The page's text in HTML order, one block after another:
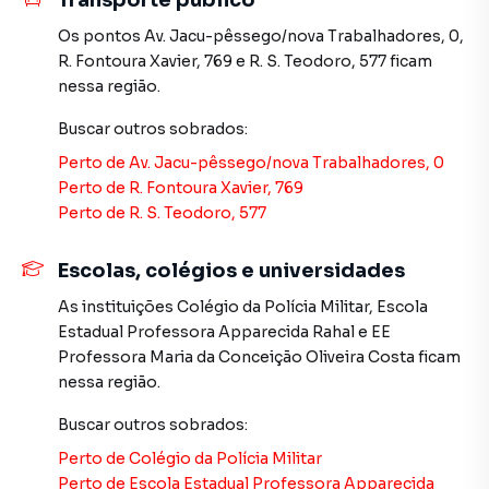
Sobrado para Aluguel em região valorizada do bairro Vila
Carmosina, em São Paulo. Não encontrou o que procurava
ou deseja mais informações sobre Sobrado em São
Paulo? Entre em contato com nossa equipe pelo telefone
A Imobiliária Xavier e Brito tem mais opções de
apartamentos, casas residenciais e comerciais, sobrados,
terrenos, lojas e barracões para venda ou locação, além de
planta em Vila Carmosina e em outras regiões de São
Paulo. Aqui você encontra milhares de ofertas para
encontrar o imóvel que mais combina com seu estilo de
Negocie seu imóvel de forma totalmente online, com
você consegue comprar ou alugar um imóvel em São Paulo
mesmo não estando na cidade e com a praticidade de
Os pontos Av. Jacu-pêssego/nova Trabalhadores, 0,
R. Fontoura Xavier, 769 e R. S. Teodoro, 577ficam
nessa região.
Buscar outros sobrados:
Perto de Av. Jacu-pêssego/nova Trabalhadores, 0
Perto de R. Fontoura Xavier, 769
Perto de R. S. Teodoro, 577
Escolas, colégios e universidades
As instituições Colégio da Polícia Militar, Escola
Estadual Professora Apparecida Rahale EE
Professora Maria da Conceição Oliveira Costa ficam
nessa região.
Buscar outros sobrados:
Perto de Colégio da Polícia Militar
Perto de Escola Estadual Professora Apparecida